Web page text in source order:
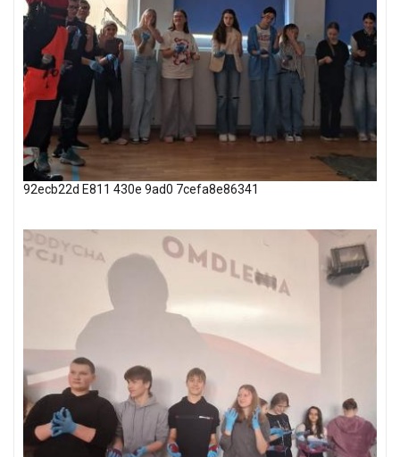
92ecb22d E811 430e 9ad0 7cefa8e86341